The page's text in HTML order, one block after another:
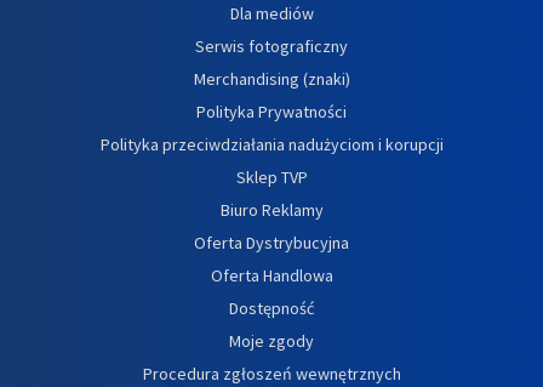
Dla mediów
Serwis fotograficzny
Merchandising (znaki)
Polityka Prywatności
Polityka przeciwdziałania nadużyciom i korupcji
Sklep TVP
Biuro Reklamy
Oferta Dystrybucyjna
Oferta Handlowa
Dostępność
Moje zgody
Procedura zgłoszeń wewnętrznych